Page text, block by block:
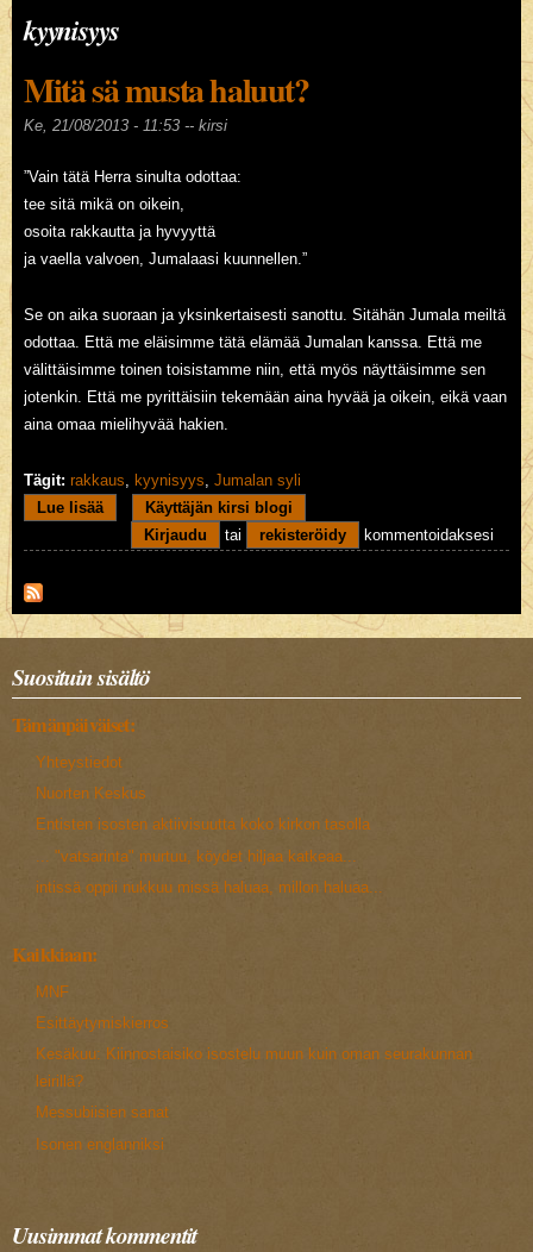
kyynisyys
Mitä sä musta haluut?
Ke, 21/08/2013 - 11:53 -- kirsi
”Vain tätä Herra sinulta odottaa:
tee sitä mikä on oikein,
osoita rakkautta ja hyvyyttä
ja vaella valvoen, Jumalaasi kuunnellen.”
Se on aika suoraan ja yksinkertaisesti sanottu. Sitähän Jumala meiltä
odottaa. Että me eläisimme tätä elämää Jumalan kanssa. Että me
välittäisimme toinen toisistamme niin, että myös näyttäisimme sen
jotenkin. Että me pyrittäisiin tekemään aina hyvää ja oikein, eikä vaan
aina omaa mielihyvää hakien.
Tägit: rakkaus kyynisyys Jumalan syli
Lue lisää about Mitä sä musta haluut?
Käyttäjän kirsi blogi
Kirjaudu
tai rekisteröidy kommentoidaksesi
Suosituin sisältö
Tämänpäiväiset:
Yhteystiedot
Nuorten Keskus
Entisten isosten aktiivisuutta koko kirkon tasolla
... "vatsarinta" murtuu, köydet hiljaa katkeaa...
intissä oppii nukkuu missä haluaa, millon haluaa...
Kaikkiaan:
MNF
Esittäytymiskierros
Kesäkuu: Kiinnostaisiko isostelu muun kuin oman seurakunnan
leirillä?
Messubiisien sanat
Isonen englanniksi
Uusimmat kommentit